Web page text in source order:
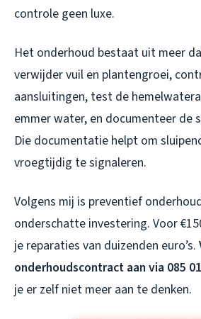
controle geen luxe.
Het onderhoud bestaat uit meer
verwijder vuil en plantengroei,
aansluitingen, test de
emmer water, en documenteer de
Die documentatie helpt om
vroegtijdig te signaleren.
Volgens mij is preventief
onderschatte investering. Voor
je reparaties van duizenden euro’s.
onderhoudscontract aan via 085
je er zelf niet meer aan te denken.